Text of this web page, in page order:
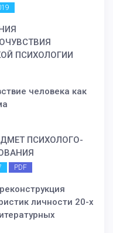
ПСИХОЛОГИИ
человека как
ПСИХОЛОГО-
PDF
личности 20-х